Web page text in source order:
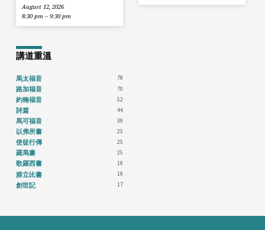
August 12, 2026
8:30 pm – 9:30 pm
講道重溫
馬太福音 78
路加福音 70
約翰福音 52
詩篇 44
馬可福音 39
以弗所書 25
使徒行傳 25
羅馬書 25
歌羅西書 19
腓立比書 19
創世記 17